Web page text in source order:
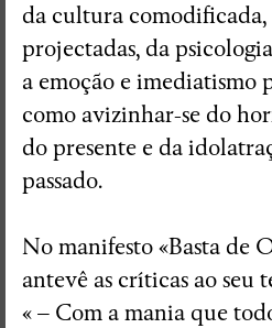
da cultura comodificada,
projectadas, da
a emoção e imediatismo
como avizinhar-se do
do presente e da
passado.
No manifesto «Basta de
antevê as críticas ao seu
« – Com a mania que